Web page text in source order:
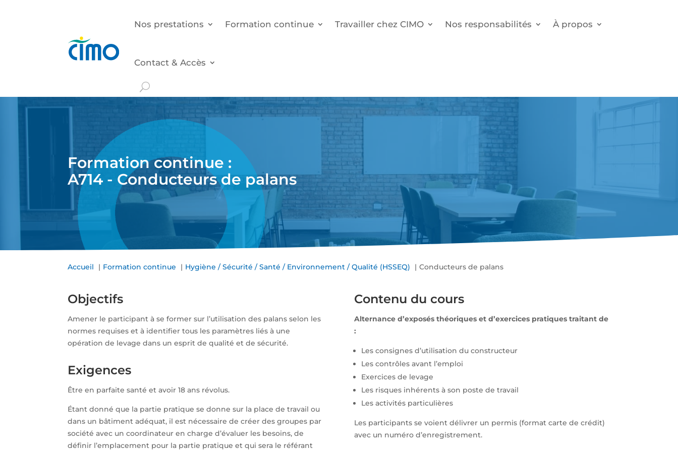
Nos prestations Formation continue Travailler chez CIMO Nos responsabilités À propos
Contact & Accès
Formation continue :
A714 - Conducteurs de palans
Accueil Formation continue Hygiène / Sécurité / Santé / Environnement / Qualité (HSSEQ) Conducteurs de palans
Objectifs
Amener le participant à se former sur l’utilisation des palans selon les
normes requises et à identifier tous les paramètres liés à une
opération de levage dans un esprit de qualité et de sécurité.
Exigences
Être en parfaite santé et avoir 18 ans révolus.
Étant donné que la partie pratique se donne sur la place de travail ou
dans un bâtiment adéquat, il est nécessaire de créer des groupes par
société avec un coordinateur en charge d’évaluer les besoins, de
définir l’emplacement pour la partie pratique et qui sera le référant
Contenu du cours
Alternance d’exposés théoriques et d’exercices pratiques traitant de
:
Les consignes d’utilisation du constructeur
Les contrôles avant l’emploi
Exercices de levage
Les risques inhérents à son poste de travail
Les activités particulières
Les participants se voient délivrer un permis (format carte de crédit)
avec un numéro d’enregistrement.